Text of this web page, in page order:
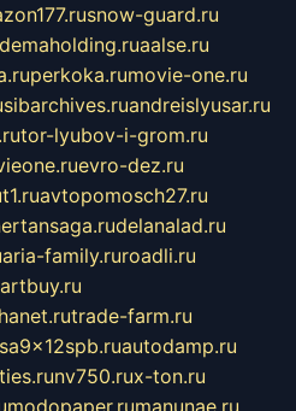
snow-guard.ru
demaholding.ruaalse.ru
perkoka.rumovie-one.ru
sibarchives.ruandreislyusar.ru
tor-lyubov-i-grom.ru
evro-dez.ru
avtopomosch27.ru
delanalad.ru
aria-family.ruroadli.ru
trade-farm.ru
autodamp.ru
nv750.rux-ton.ru
modopaper.rumanunae.ru